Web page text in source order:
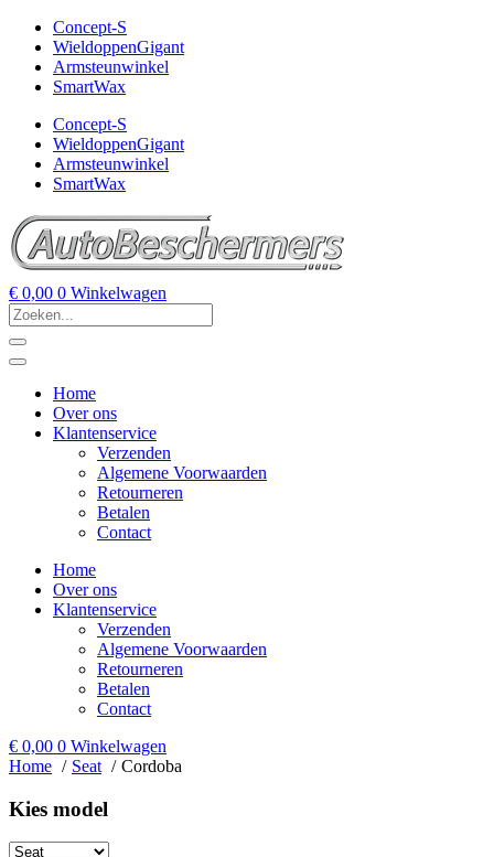
Concept-S
WieldoppenGigant
Armsteunwinkel
SmartWax
Concept-S
WieldoppenGigant
Armsteunwinkel
SmartWax
€ 0,00 0 Winkelwagen
Home
Over ons
Klantenservice
Verzenden
Algemene Voorwaarden
Retourneren
Betalen
Contact
Home
Over ons
Klantenservice
Verzenden
Algemene Voorwaarden
Retourneren
Betalen
Contact
€ 0,00 0 Winkelwagen
Home
Seat Cordoba
Kies model​